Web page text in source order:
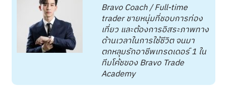
Bravo Coach / Full-time
trader ชายหนุ่มที่ชอบการท่อง
เที่ยว และต้องการอิสระภาพทาง
ด้านเวลาในการใช้ชีวิต จนมา
ตกหลุมรักอาชีพเทรดเดอร์ 1 ใน
ทีมโค้ชของ Bravo Trade
Academy